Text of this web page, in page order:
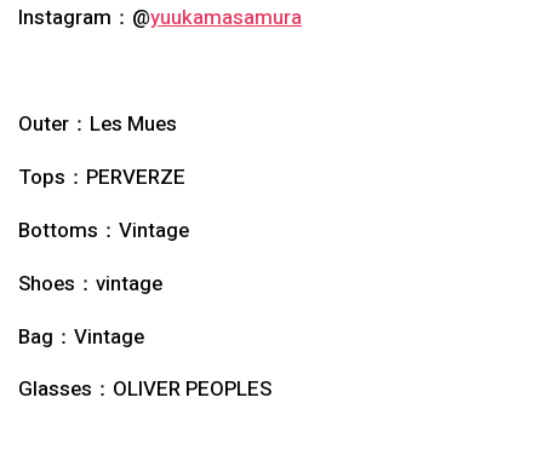
Instagram：@yuukamasamura
Outer： Les Mues
Tops： PERVERZE
Bottoms： Vintage
Shoes： vintage
Bag： Vintage
Glasses：OLIVER PEOPLES